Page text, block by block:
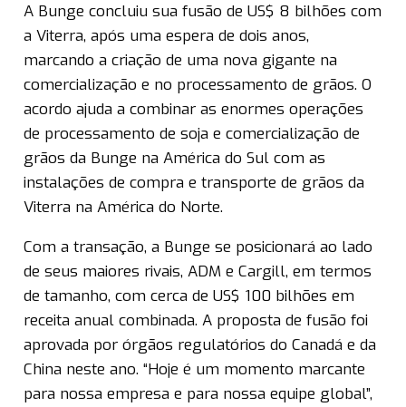
A Bunge concluiu sua fusão de US$ 8 bilhões com
a Viterra, após uma espera de dois anos,
marcando a criação de uma nova gigante na
comercialização e no processamento de grãos. O
acordo ajuda a combinar as enormes operações
de processamento de soja e comercialização de
grãos da Bunge na América do Sul com as
instalações de compra e transporte de grãos da
Viterra na América do Norte.
Com a transação, a Bunge se posicionará ao lado
de seus maiores rivais, ADM e Cargill, em termos
de tamanho, com cerca de US$ 100 bilhões em
receita anual combinada. A proposta de fusão foi
aprovada por órgãos regulatórios do Canadá e da
China neste ano. “Hoje é um momento marcante
para nossa empresa e para nossa equipe global”,